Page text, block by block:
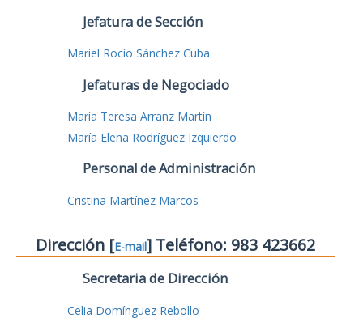
Jefatura de Sección
Mariel Rocío Sánchez Cuba
Jefaturas de Negociado
María Teresa Arranz Martín
María Elena Rodríguez Izquierdo
Personal de Administración
Cristina Martínez Marcos
Dirección [E-mail] Teléfono: 983 423662
Secretaria de Dirección
Celia Domínguez Rebollo